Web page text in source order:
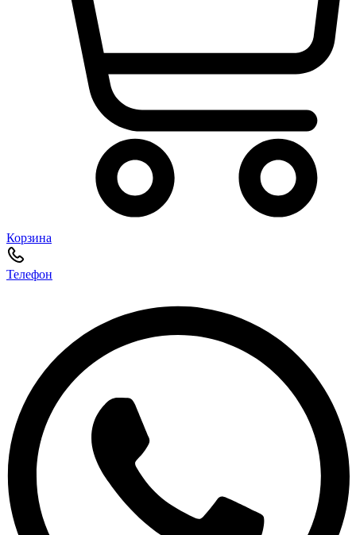
Корзина
Телефон